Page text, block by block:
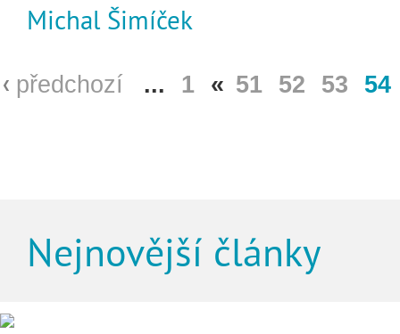
Michal Šimíček
předchozí ... 1 « 51 52 53 54
Nejnovější články